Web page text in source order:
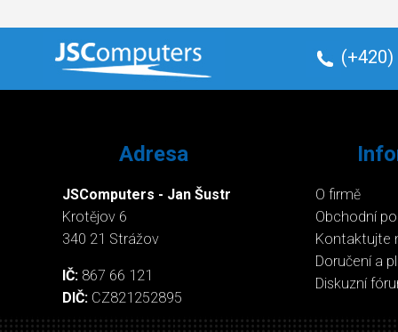
(+420)
Adresa
JSComputers - Jan Šustr
Krotějov 6
340 21 Strážov
IČ: 867 66 121
DIČ: CZ821252895
O firmě
Obchodní
Kontaktujte
Doručení a
Diskuzní